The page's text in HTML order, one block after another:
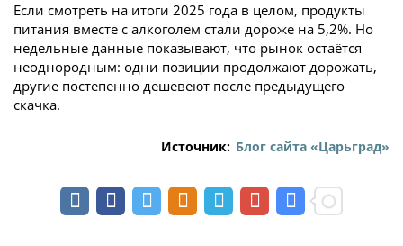
Если смотреть на итоги 2025 года в целом, продукты
питания вместе с алкоголем стали дороже на 5,2%. Но
недельные данные показывают, что рынок остаётся
неоднородным: одни позиции продолжают дорожать,
другие постепенно дешевеют после предыдущего
скачка.
Источник: Блог сайта «Царьград»